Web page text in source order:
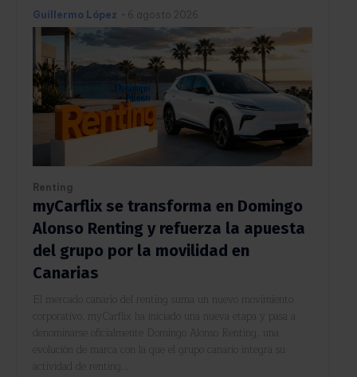
Guillermo López - 6 agosto 2026
Renting
myCarflix se transforma en Domingo
Alonso Renting y refuerza la apuesta
del grupo por la movilidad en
Canarias
El mercado canario del renting suma un nuevo movimiento
corporativo. myCarflix ha iniciado una nueva etapa y pasa a
denominarse oficialmente Domingo Alonso Renting, una
evolución de marca con la que el grupo canario integra su
actividad de renting...